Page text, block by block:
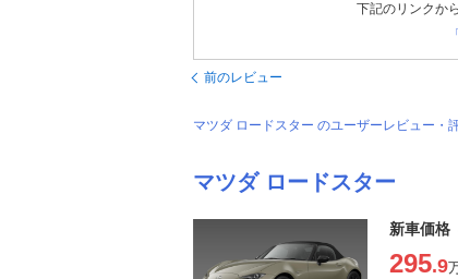
下記のリンクか
前のレビュー
マツダ ロードスター のユーザーレビュー・
マツダ ロードスター
新車価格
295.9